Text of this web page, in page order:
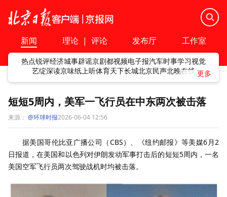
新闻 理论 | 评论 发布厅 工作室
热点锐评经济城事辟谣京剧都视频电子报汽车时事学习视觉
艺绽深读京味纸上听体育天下长城北京民声北晚在线
短短5周内，美军一飞行员在中东两次被击落
来源： @环球时报2026-06-04 12:56
据美国哥伦比亚广播公司（CBS）、《纽约邮报》等美媒6月2
日报道，在美国和以色列对伊朗发动军事打击后的短短5周内，一名
美国空军飞行员两次驾驶战机时均被击落。